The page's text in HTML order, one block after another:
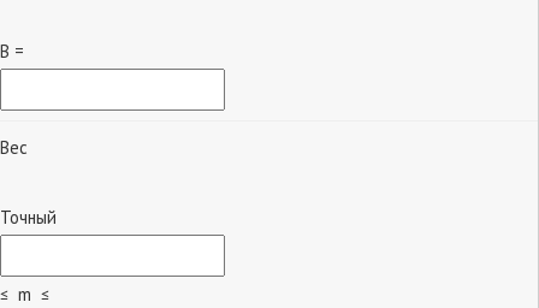
B =
Вес
Точный
≤ m ≤